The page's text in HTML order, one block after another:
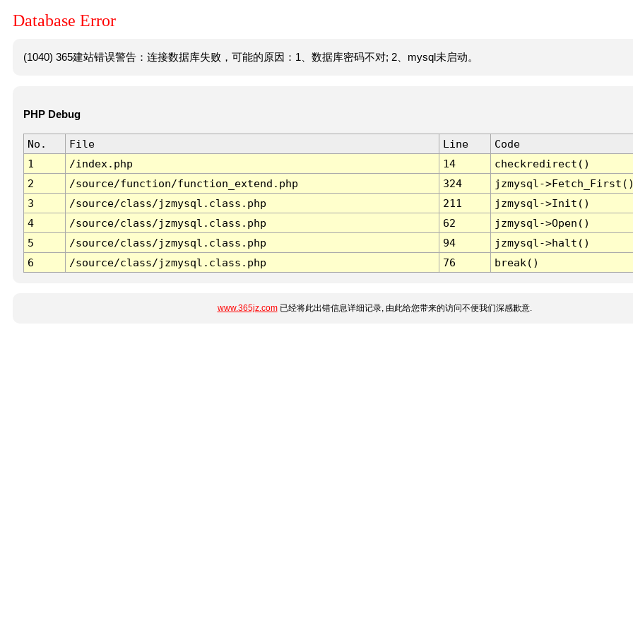
Database Error
(1040) 365建站错误警告：连接数据库失败，可能的原因：1、数据库密码不对; 2、mysql未启动。
PHP Debug
No. File Line
Code
1
/index.php 14
checkredirect()
2
/source/function/function_extend.php 324
jzmysql-
3
/source/class/jzmysql.class.php 211
jzmysql->Init()
4
/source/class/jzmysql.class.php 62
jzmysql->Open()
5
/source/class/jzmysql.class.php 94
jzmysql->halt()
6
/source/class/jzmysql.class.php 76 break()
www.365jz.com已经将此出错信息详细记录, 由此给您带来的访问不便我们深感歉意.